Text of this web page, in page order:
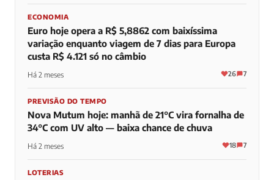
ECONOMIA
Euro hoje opera a R$ 5,8862 com baixíssima
variação enquanto viagem de 7 dias para Europa
custa R$ 4.121 só no câmbio
Há 2 meses 26 7
PREVISÃO DO TEMPO
Nova Mutum hoje: manhã de 21°C vira fornalha de
34°C com UV alto — baixa chance de chuva
Há 2 meses 18 7
LOTERIAS